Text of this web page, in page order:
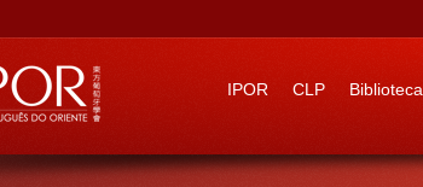
Go to:
IPOR CLP Biblioteca